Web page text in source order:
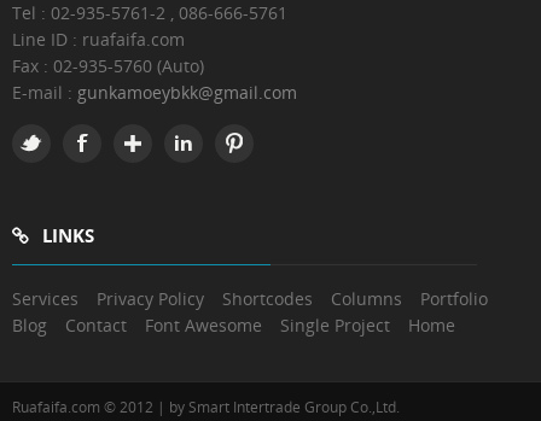
Tel : 02-935-5761-2 , 086-666-5761
Line ID : ruafaifa.com
Fax : 02-935-5760 (Auto)
E-mail : gunkamoeybkk@gmail.com
LINKS
Services Privacy Policy Shortcodes Columns
Portfolio
Blog
Contact Font Awesome Single Project Home
Ruafaifa.com © 2012 | by Smart Intertrade Group Co.,Ltd.